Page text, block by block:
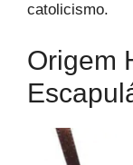
catolicismo.
Origem